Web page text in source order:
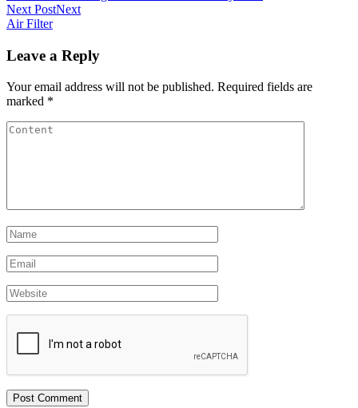
Next PostNext
Air Filter
Leave a Reply
Your email address will not be published. Required fields are
marked *